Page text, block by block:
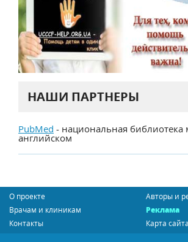
НАШИ ПАРТНЕРЫ
PubMed - национальная
английском
О проекте
Авторы и
Врачам и клиникам
Реклама
Контакты
Карта сайта